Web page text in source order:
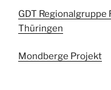
GDT Regionalgruppe
Thüringen
Mondberge Projekt